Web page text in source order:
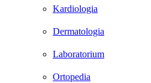
Kardiologia
Dermatologia
Laboratorium
Ortopedia